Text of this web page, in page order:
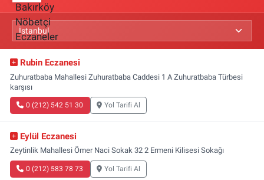
Rubin Eczanesi
Zuhuratbaba Mahallesi Zuhuratbaba Caddesi 1 A Zuhuratbaba Türbesi
karşısı
0 (212) 542 51 30 Yol Tarifi Al
Eylül Eczanesi
Zeytinlik Mahallesi Ömer Naci Sokak 32 2 Ermeni Kilisesi Sokağı
0 (212) 583 78 73 Yol Tarifi Al